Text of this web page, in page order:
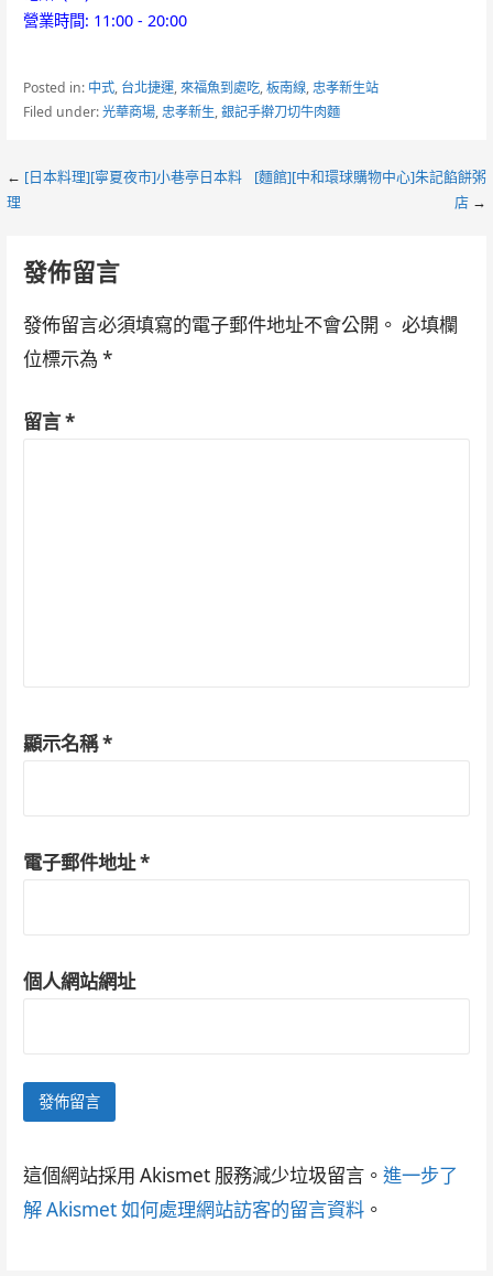
營業時間: 11:00 - 20:00
Posted in: 中式, 台北捷運,來福魚到處吃,板南線,忠孝新生站
Filed under:光華商場,忠孝新生,銀記手擀刀切牛肉麵
Post
← [日本料理][寧夏夜市]小巷亭日本料
理
[麵館][中和環球購物中心]朱記餡餅粥
店→
發佈留言
發佈留言必須填寫的電子郵件地址不會公開。 必填欄
位標示為 *
留言*
顯示名稱*
電子郵件地址*
個人網站網址
這個網站採用 Akismet 服務減少垃圾留言。 進一步了
解 Akismet 如何處理網站訪客的留言資料。